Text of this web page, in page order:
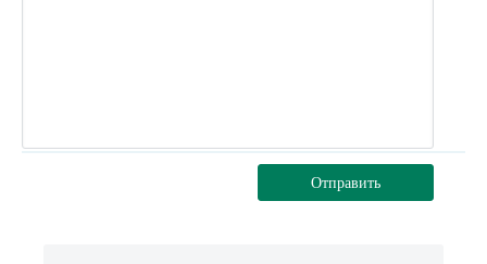
Отправить